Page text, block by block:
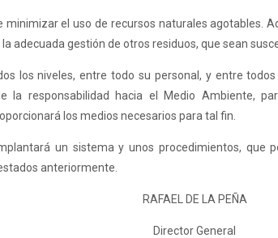
minimizar el uso de recursos naturales agotables.
adecuada gestión de otros residuos, que sean
los niveles, entre todo su personal, y entre
la responsabilidad hacia el Medio Ambiente,
los medios necesarios para tal fin.
un sistema y unos procedimientos,
anteriormente.
RAFAEL DE LA PEÑA
Director General